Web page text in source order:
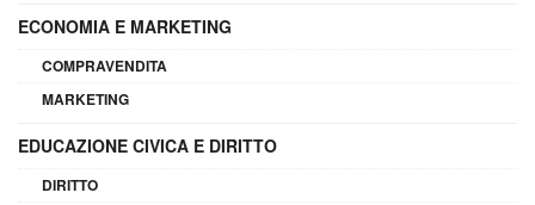
ECONOMIA E MARKETING
COMPRAVENDITA
MARKETING
EDUCAZIONE CIVICA E DIRITTO
DIRITTO